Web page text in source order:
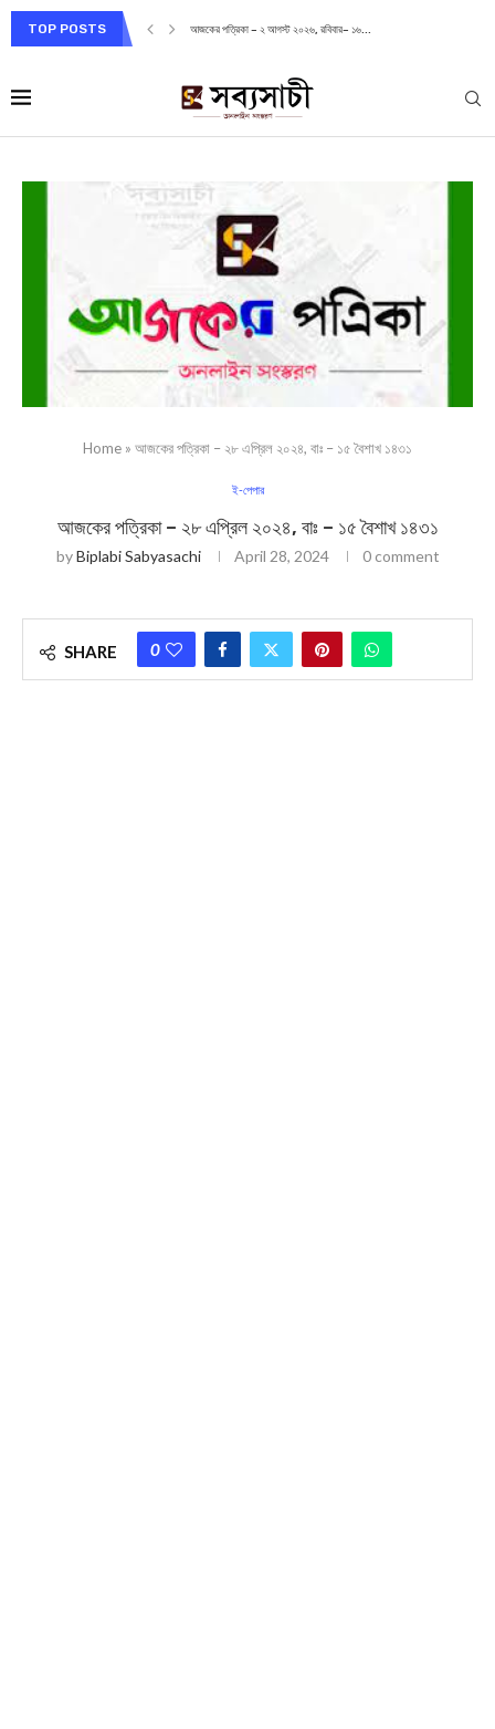
TOP POSTS আজকের পত্রিকা – ২ আগস্ট ২০২৬, রবিবার– ১৬...
Home » আজকের পত্রিকা – ২৮ এপ্রিল ২০২৪, বাঃ – ১৫ বৈশাখ ১৪৩১
ই-পেপার
আজকের পত্রিকা – ২৮ এপ্রিল ২০২৪, বাঃ – ১৫ বৈশাখ ১৪৩১
byBiplabi Sabyasachi April 28, 2024 0 comment
SHARE 0